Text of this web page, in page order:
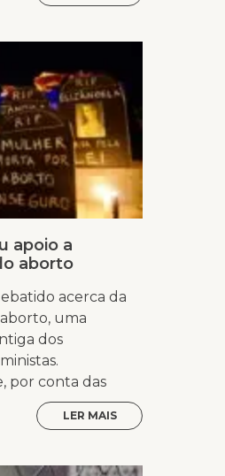
apoio a
aborto
acerca da
uma
dos
por conta das
LER MAIS